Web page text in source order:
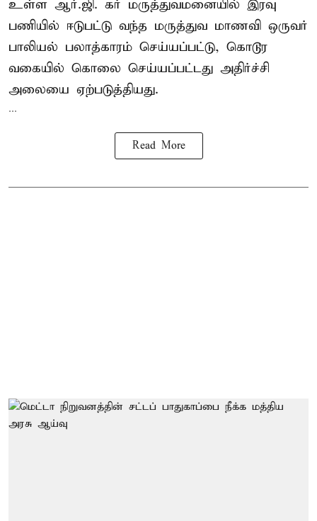
உள்ள ஆர்.ஜி. கர் மருத்துவமனையில் இரவு
பணியில் ஈடுபட்டு வந்த மருத்துவ மாணவி ஒருவர்
பாலியல் பலாத்காரம் செய்யப்பட்டு, கொடூர
வகையில் கொலை செய்யப்பட்டது அதிர்ச்சி
அலையை ஏற்படுத்தியது.
...
Read More